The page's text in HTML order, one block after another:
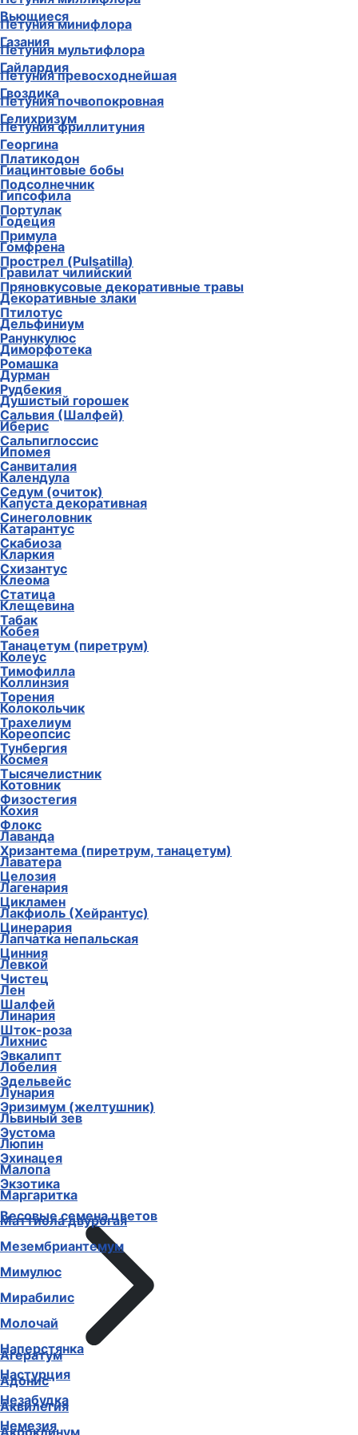
Петуния минифлора
Петуния мультифлора
Петуния превосходнейшая
Петуния почвопокровная
Петуния фриллитуния
Платикодон
Подсолнечник
Портулак
Примула
Прострел (Pulsatilla)
Пряновкусовые декоративные травы
Птилотус
Ранункулюс
Ромашка
Рудбекия
Сальвия (Шалфей)
Сальпиглоссис
Санвиталия
Седум (очиток)
Синеголовник
Скабиоза
Схизантус
Статица
Табак
Танацетум (пиретрум)
Тимофилла
Торения
Трахелиум
Тунбергия
Тысячелистник
Физостегия
Флокс
Хризантема (пиретрум, танацетум)
Целозия
Цикламен
Цинерария
Цинния
Чистец
Шалфей
Шток-роза
Эвкалипт
Эдельвейс
Эризимум (желтушник)
Эустома
Эхинацея
Экзотика
Весовые семена цветов
Агератум
Адонис
Аквилегия
Акроклинум
Вьющиеся
Газания
Гайлардия
Гвоздика
Гелихризум
Георгина
Гиацинтовые бобы
Гипсофила
Годеция
Гомфрена
Гравилат чилийский
Декоративные злаки
Дельфиниум
Диморфотека
Дурман
Душистый горошек
Иберис
Ипомея
Календула
Капуста декоративная
Катарантус
Кларкия
Клеома
Клещевина
Кобея
Колеус
Коллинзия
Колокольчик
Кореопсис
Космея
Котовник
Кохия
Лаванда
Лаватера
Лагенария
Лакфиоль (Хейрантус)
Лапчатка непальская
Левкой
Лен
Линария
Лихнис
Лобелия
Лунария
Львиный зев
Люпин
Малопа
Маргаритка
Маттиола двурогая
Мезембриантемум
Мимулюс
Мирабилис
Молочай
Наперстянка
Настурция
Незабудка
Немезия